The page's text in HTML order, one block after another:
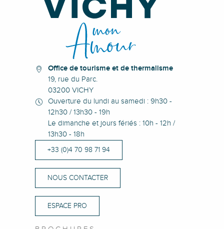
Office de tourisme et de thermalisme
19, rue du Parc.
03200 VICHY
Ouverture du lundi au samedi : 9h30 -
12h30 / 13h30 - 19h
Le dimanche et jours fériés : 10h - 12h /
13h30 - 18h
+33 (0)4 70 98 71 94
NOUS CONTACTER
ESPACE PRO